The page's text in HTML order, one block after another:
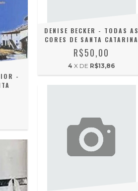
-
DENISE BECKER - TODAS AS
CORES DE SANTA CATARINA
R$50,00
4 X DE R$13,86